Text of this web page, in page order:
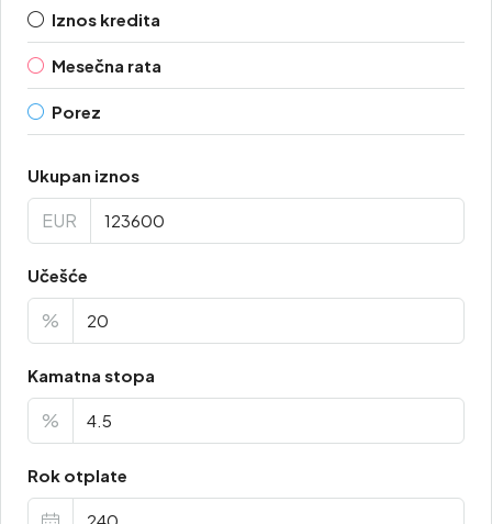
Iznos kredita
Mesečna rata
Porez
Ukupan iznos
EUR
Učešće
%
Kamatna stopa
%
Rok otplate